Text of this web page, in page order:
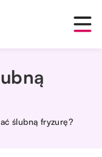
ślubną fryzurę?